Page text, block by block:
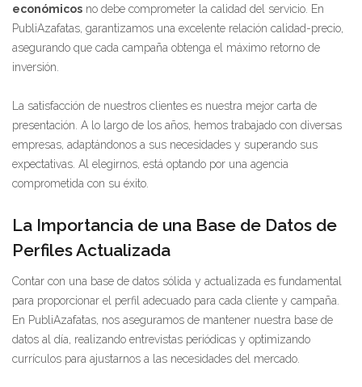
económicos no debe comprometer la calidad del servicio. En
PubliAzafatas, garantizamos una excelente relación calidad-precio,
asegurando que cada campaña obtenga el máximo retorno de
inversión.
La satisfacción de nuestros clientes es nuestra mejor carta de
presentación. A lo largo de los años, hemos trabajado con diversas
empresas, adaptándonos a sus necesidades y superando sus
expectativas. Al elegirnos, está optando por una agencia
comprometida con su éxito.
La Importancia de una Base de Datos de
Perfiles Actualizada
Contar con una base de datos sólida y actualizada es fundamental
para proporcionar el perfil adecuado para cada cliente y campaña.
En PubliAzafatas, nos aseguramos de mantener nuestra base de
datos al día, realizando entrevistas periódicas y optimizando
currículos para ajustarnos a las necesidades del mercado.